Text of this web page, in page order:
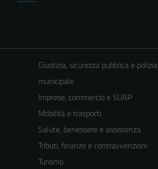
Giustizia, sicurezza pubblica e polizia
municipale
Imprese, commercio e SUAP
Mobilità e trasporti
Salute, benessere e assistenza
Tributi, finanze e contravvenzioni
Turismo